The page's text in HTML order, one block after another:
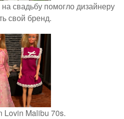
свадьбу помогло дизайнеру
свой бренд.
Lovin Malibu 70s.